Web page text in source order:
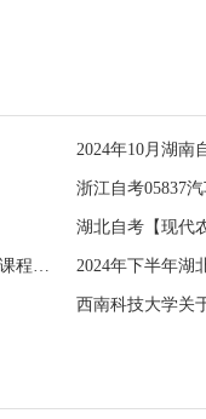
2024年10月湖南
浙江自考05837
湖北自考【园林技术专科】转入【行政管理专科】专业课程顶替表 2024年下半年湖